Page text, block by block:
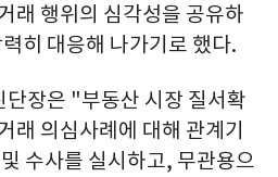
래 행위의 심각성을 공유하
히 대응해 나가기로 했다.
장은 "부동산 시장 질서확
래 의심사례에 대해 관계기
수사를 실시하고, 무관용으